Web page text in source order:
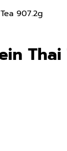
907.2g
Thai